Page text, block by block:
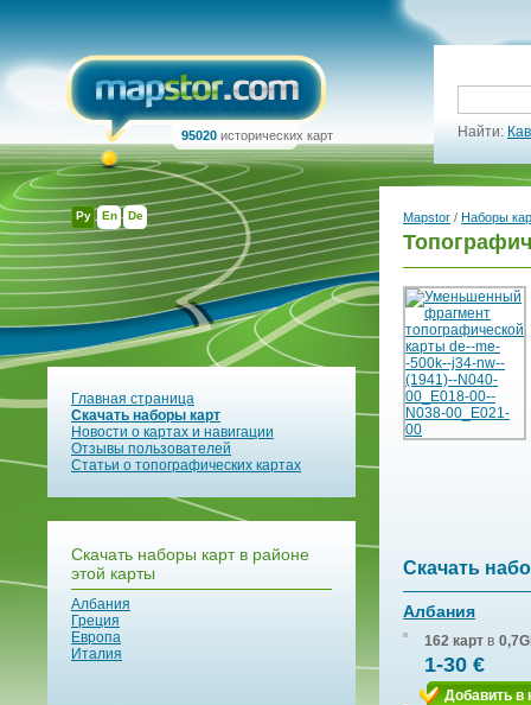
Ру En De
95020 исторических карт Найти:
Главная страница
Скачать наборы карт
Новости о картах и навигации
Отзывы пользователей
Статьи о топографических картах
Скачать наборы карт в районе
этой карты
Албания
Греция
Европа
Италия
Mapstor / Наборы
Скачать
Албания
162 карт в
1-30 €
Добавить в